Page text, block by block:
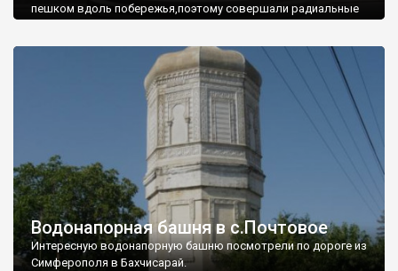
пешком вдоль побережья,поэтому совершали радиальные
Водонапорная башня в с.Почтовое
Интересную водонапорную башню посмотрели по дороге из
Симферополя в Бахчисарай.